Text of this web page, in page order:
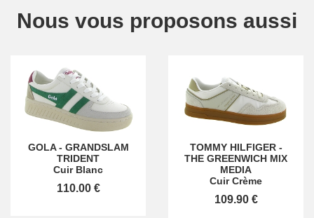
Nous vous proposons aussi
GOLA- GRANDSLAM
TRIDENT
Cuir Blanc
110.00 €
TOMMY HILFIGER-
THE GREENWICH MIX
MEDIA
Cuir Crème
109.90 €